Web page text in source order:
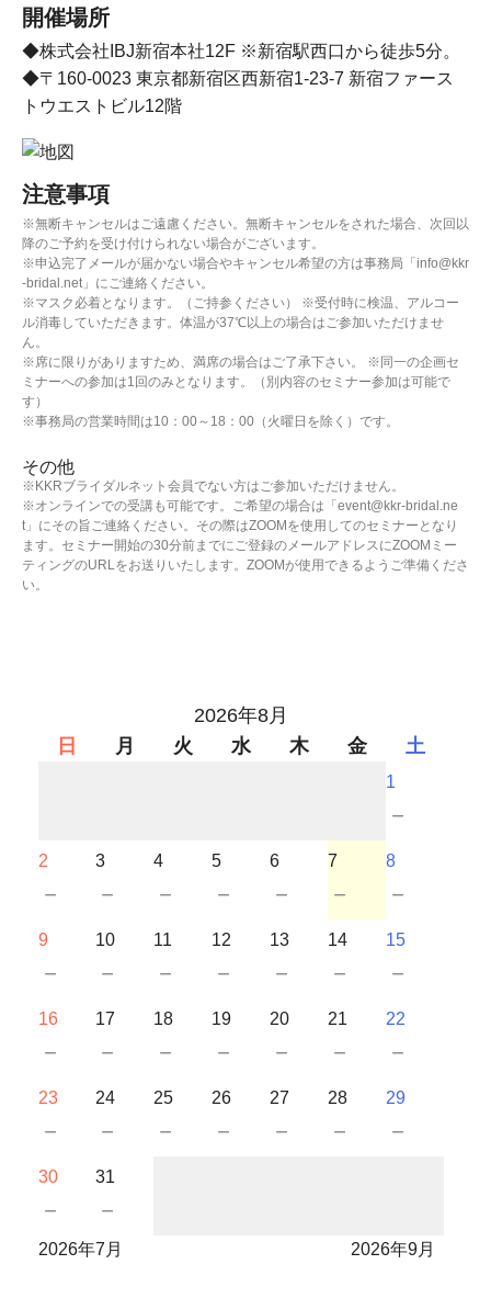
開催場所
◆株式会社IBJ新宿本社12F ※新宿駅西口から徒歩5分。
◆〒160-0023 東京都新宿区西新宿1-23-7 新宿ファース
トウエストビル12階
注意事項
※無断キャンセルはご遠慮ください。無断キャンセルをされた場合、次回以
降のご予約を受け付けられない場合がございます。
※申込完了メールが届かない場合やキャンセル希望の方は事務局「info@kkr
-bridal.net」にご連絡ください。
※マスク必着となります。（ご持参ください） ※受付時に検温、アルコー
ル消毒していただきます。体温が37℃以上の場合はご参加いただけませ
ん。
※席に限りがありますため、満席の場合はご了承下さい。 ※同一の企画セ
ミナーへの参加は1回のみとなります。（別内容のセミナー参加は可能で
す）
※事務局の営業時間は10：00～18：00（火曜日を除く）です。
その他
※KKRブライダルネット会員でない方はご参加いただけません。
※オンラインでの受講も可能です。ご希望の場合は「event@kkr-bridal.ne
t」にその旨ご連絡ください。その際はZOOMを使用してのセミナーとなり
ます。セミナー開始の30分前までにご登録のメールアドレスにZOOMミー
ティングのURLをお送りいたします。ZOOMが使用できるようご準備くださ
い。
2026年8月
日
月 火 水 木 金 土
1
－
2
－
3
－
4
－
5
－
6
－
7
－
8
－
9
－
10
－
11
－
12
－
13
－
14
－
15
－
16
－
17
－
18
－
19
－
20
－
21
－
22
－
23
－
24
－
25
－
26
－
27
－
28
－
29
－
30
－
31
－
2026年7月 2026年9月